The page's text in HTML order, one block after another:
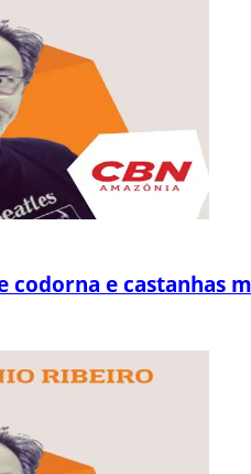
codorna e castanhas